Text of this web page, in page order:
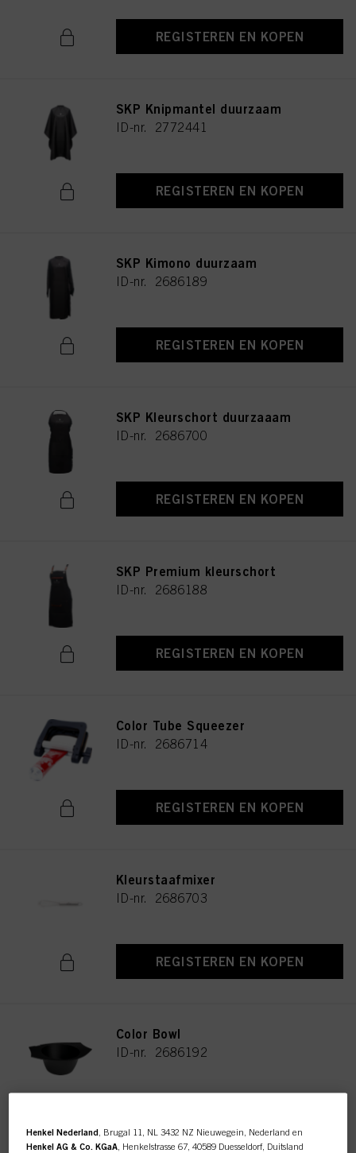
REGISTEREN EN KOPEN
SKP Knipmantel duurzaam
ID-nr. 2772441
REGISTEREN EN KOPEN
SKP Kimono duurzaam
ID-nr. 2686189
REGISTEREN EN KOPEN
SKP Kleurschort duurzaaam
ID-nr. 2686700
REGISTEREN EN KOPEN
SKP Premium kleurschort
ID-nr. 2686188
REGISTEREN EN KOPEN
Color Tube Squeezer
ID-nr. 2686714
REGISTEREN EN KOPEN
Kleurstaafmixer
ID-nr. 2686703
REGISTEREN EN KOPEN
Color Bowl
ID-nr. 2686192
Henkel Nederland , Brugal 11, NL 3432 NZ Nieuwegein, Nederland en
Henkel AG & Co. KGaA , Henkelstrasse 67, 40589 Duesseldorf, Duitsland